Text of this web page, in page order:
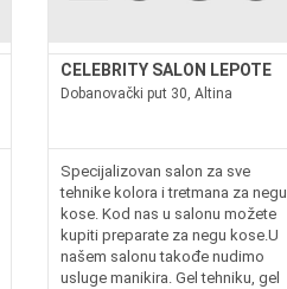
CELEBRITY SALON LEPOTE
Dobanovački put 30, Altina
Specijalizovan salon za sve
tehnike kolora i tretmana za negu
kose. Kod nas u salonu možete
kupiti preparate za negu kose.U
našem salonu takođe nudimo
usluge manikira. Gel tehniku, gel